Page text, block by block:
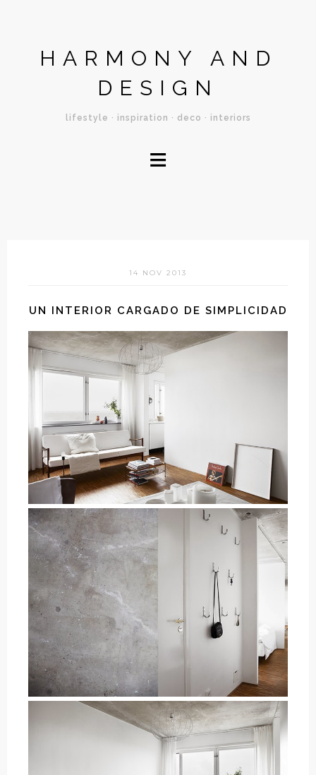
HARMONY AND
DESIGN
lifestyle · inspiration · deco · interiors
≡
14 NOV 2013
UN INTERIOR CARGADO DE SIMPLICIDAD